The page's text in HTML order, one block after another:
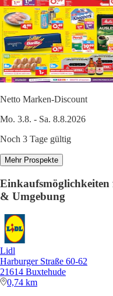
Netto Marken-Discount
Mo. 3.8. - Sa. 8.8.2026
Noch 3 Tage gültig
Mehr Prospekte
Einkaufsmöglichkeiten
& Umgebung
Lidl
Harburger Straße 60-62
21614 Buxtehude
0,74 km